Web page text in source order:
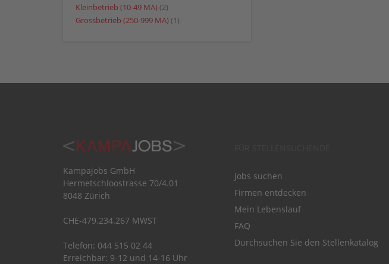
Kleinbetrieb (10-49 MA) (2)
Grossbetrieb (250-999 MA) (1)
Kampajobs GmbH
Hermetschloostrasse 70/4.01
8048 Zürich
CHE-479.234.267 MWST
Telefon: 044 515 02 44
Erreichbar: 9-12 und 14-16 Uhr
Jobs suchen
Firmen entdecken
Mein Lebenslauf
FAQ
Durchsuchen Sie den Stellenkatalog